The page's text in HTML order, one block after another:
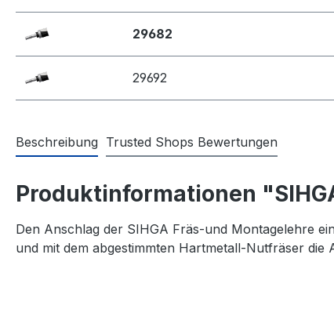
29682
29692
Beschreibung Trusted Shops Bewertungen
Produktinformationen
Den Anschlag der SIHGA Fräs-und Montagelehre
und mit dem abgestimmten Hartmetall-Nutfräser